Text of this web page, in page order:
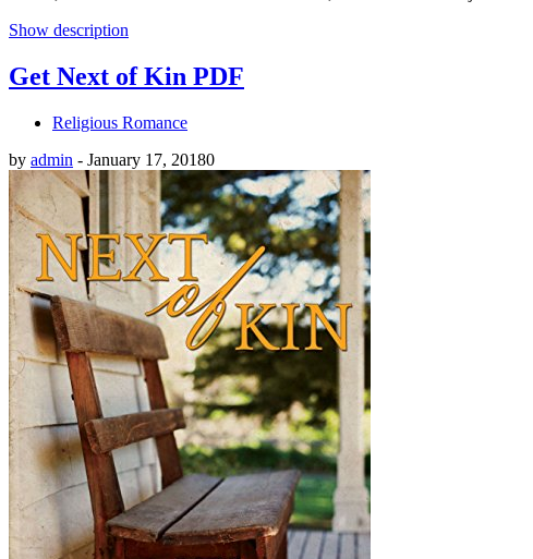
Show description
Get Next of Kin PDF
Religious Romance
by admin - January 17, 20180